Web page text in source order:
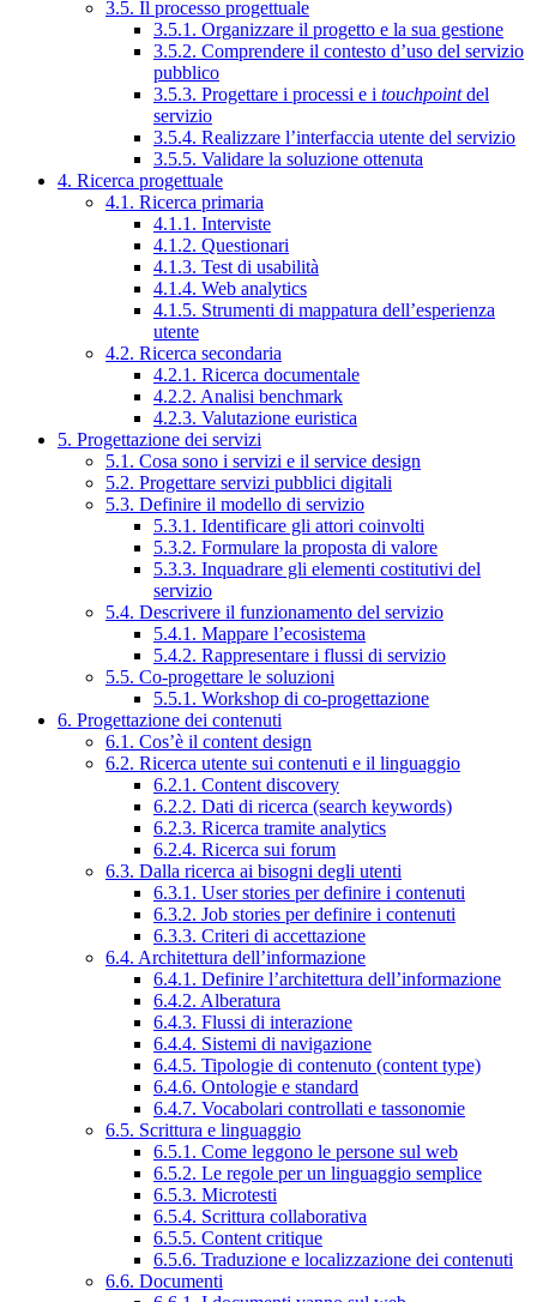
3.5. Il processo progettuale
3.5.1. Organizzare il progetto e la sua gestione
3.5.2. Comprendere il contesto d’uso del servizio
pubblico
3.5.3. Progettare i processi e i touchpointdel
servizio
3.5.4. Realizzare l’interfaccia utente del servizio
3.5.5. Validare la soluzione ottenuta
4. Ricerca progettuale
4.1. Ricerca primaria
4.1.1. Interviste
4.1.2. Questionari
4.1.3. Test di usabilità
4.1.4. Web analytics
4.1.5. Strumenti di mappatura dell’esperienza
utente
4.2. Ricerca secondaria
4.2.1. Ricerca documentale
4.2.2. Analisi benchmark
4.2.3. Valutazione euristica
5. Progettazione dei servizi
5.1. Cosa sono i servizi e il service design
5.2. Progettare servizi pubblici digitali
5.3. Definire il modello di servizio
5.3.1. Identificare gli attori coinvolti
5.3.2. Formulare la proposta di valore
5.3.3. Inquadrare gli elementi costitutivi del
servizio
5.4. Descrivere il funzionamento del servizio
5.4.1. Mappare l’ecosistema
5.4.2. Rappresentare i flussi di servizio
5.5. Co-progettare le soluzioni
5.5.1. Workshop di co-progettazione
6. Progettazione dei contenuti
6.1. Cos’è il content design
6.2. Ricerca utente sui contenuti e il linguaggio
6.2.1. Content discovery
6.2.2. Dati di ricerca (search keywords)
6.2.3. Ricerca tramite analytics
6.2.4. Ricerca sui forum
6.3. Dalla ricerca ai bisogni degli utenti
6.3.1. User stories per definire i contenuti
6.3.2. Job stories per definire i contenuti
6.3.3. Criteri di accettazione
6.4. Architettura dell’informazione
6.4.1. Definire l’architettura dell’informazione
6.4.2. Alberatura
6.4.3. Flussi di interazione
6.4.4. Sistemi di navigazione
6.4.5. Tipologie di contenuto (content type)
6.4.6. Ontologie e standard
6.4.7. Vocabolari controllati e tassonomie
6.5. Scrittura e linguaggio
6.5.1. Come leggono le persone sul web
6.5.2. Le regole per un linguaggio semplice
6.5.3. Microtesti
6.5.4. Scrittura collaborativa
6.5.5. Content critique
6.5.6. Traduzione e localizzazione dei contenuti
6.6. Documenti